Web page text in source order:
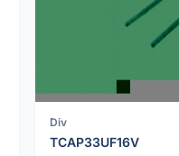
Div
TCAP33UF16V